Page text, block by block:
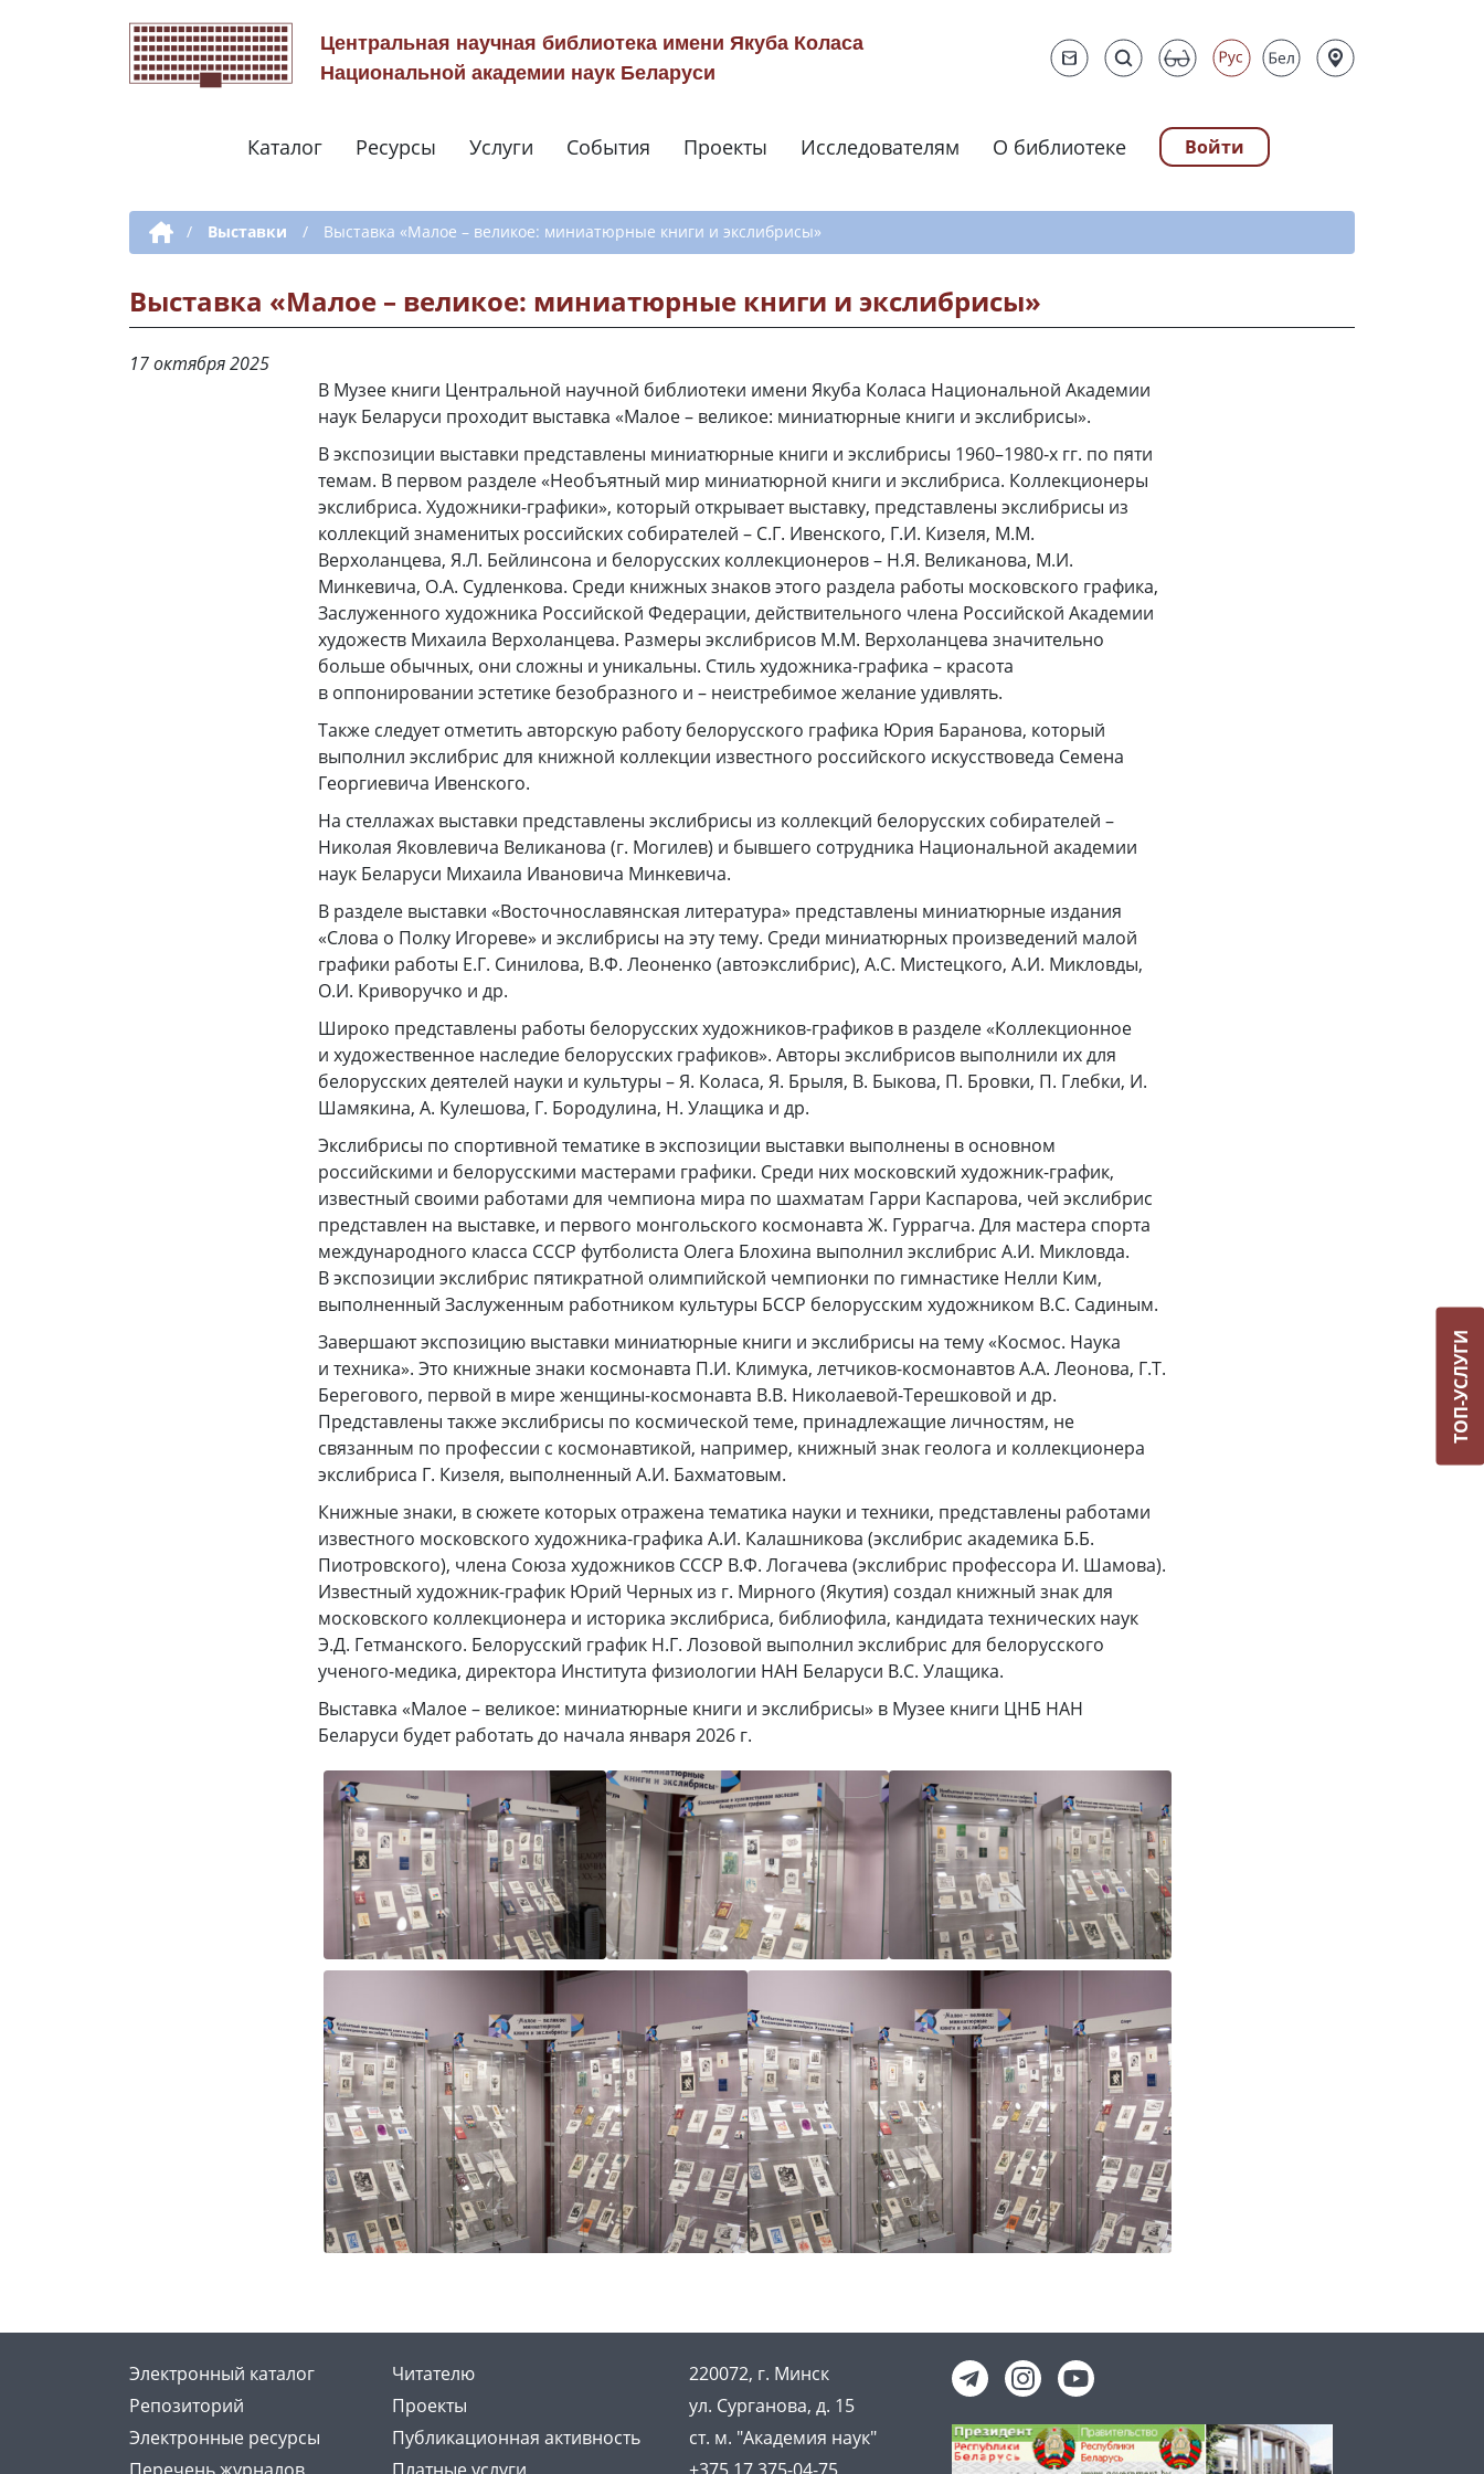
Центральная научная библиотека имени Якуба Коласа
Национальной академии наук Беларуси
Навигация по сайту
Каталог Ресурсы Услуги События Проекты Исследователям О библиотеке Войти
Дополнительная навигация
/ Выставки / Выставка «Малое – великое: миниатюрные книги и экслибрисы»
Выставка «Малое – великое: миниатюрные книги и экслибрисы»
17 октября 2025
В Музее книги Центральной научной библиотеки имени Якуба Коласа Национальной Академии
наук Беларуси проходит выставка «Малое – великое: миниатюрные книги и экслибрисы».
В экспозиции выставки представлены миниатюрные книги и экслибрисы 1960–1980‑х гг. по пяти
темам. В первом разделе «Необъятный мир миниатюрной книги и экслибриса. Коллекционеры
экслибриса. Художники-графики», который открывает выставку, представлены экслибрисы из
коллекций знаменитых российских собирателей – С.Г. Ивенского, Г.И. Кизеля, М.М.
Верхоланцева, Я.Л. Бейлинсона и белорусских коллекционеров – Н.Я. Великанова, М.И.
Минкевича, О.А. Судленкова. Среди книжных знаков этого раздела работы московского графика,
Заслуженного художника Российской Федерации, действительного члена Российской Академии
художеств Михаила Верхоланцева. Размеры экслибрисов М.М. Верхоланцева значительно
больше обычных, они сложны и уникальны. Стиль художника-графика – красота
в оппонировании эстетике безобразного и – неистребимое желание удивлять.
Также следует отметить авторскую работу белорусского графика Юрия Баранова, который
выполнил экслибрис для книжной коллекции известного российского искусствоведа Семена
Георгиевича Ивенского.
На стеллажах выставки представлены экслибрисы из коллекций белорусских собирателей –
Николая Яковлевича Великанова (г. Могилев) и бывшего сотрудника Национальной академии
наук Беларуси Михаила Ивановича Минкевича.
В разделе выставки «Восточнославянская литература» представлены миниатюрные издания
«Слова о Полку Игореве» и экслибрисы на эту тему. Среди миниатюрных произведений малой
графики работы Е.Г. Синилова, В.Ф. Леоненко (автоэкслибрис), А.С. Мистецкого, А.И. Микловды,
О.И. Криворучко и др.
Широко представлены работы белорусских художников-графиков в разделе «Коллекционное
и художественное наследие белорусских графиков». Авторы экслибрисов выполнили их для
белорусских деятелей науки и культуры – Я. Коласа, Я. Брыля, В. Быкова, П. Бровки, П. Глебки, И.
Шамякина, А. Кулешова, Г. Бородулина, Н. Улащика и др.
Экслибрисы по спортивной тематике в экспозиции выставки выполнены в основном
российскими и белорусскими мастерами графики. Среди них московский художник-график,
известный своими работами для чемпиона мира по шахматам Гарри Каспарова, чей экслибрис
представлен на выставке, и первого монгольского космонавта Ж. Гуррагча. Для мастера спорта
международного класса СССР футболиста Олега Блохина выполнил экслибрис А.И. Микловда.
В экспозиции экслибрис пятикратной олимпийской чемпионки по гимнастике Нелли Ким,
выполненный Заслуженным работником культуры БССР белорусским художником В.С. Садиным.
Завершают экспозицию выставки миниатюрные книги и экслибрисы на тему «Космос. Наука
и техника». Это книжные знаки космонавта П.И. Климука, летчиков-космонавтов А.А. Леонова, Г.Т.
Берегового, первой в мире женщины-космонавта В.В. Николаевой-Терешковой и др.
Представлены также экслибрисы по космической теме, принадлежащие личностям, не
связанным по профессии с космонавтикой, например, книжный знак геолога и коллекционера
экслибриса Г. Кизеля, выполненный А.И. Бахматовым.
Книжные знаки, в сюжете которых отражена тематика науки и техники, представлены работами
известного московского художника-графика А.И. Калашникова (экслибрис академика Б.Б.
Пиотровского), члена Союза художников СССР В.Ф. Логачева (экслибрис профессора И. Шамова).
Известный художник-график Юрий Черных из г. Мирного (Якутия) создал книжный знак для
московского коллекционера и историка экслибриса, библиофила, кандидата технических наук
Э.Д. Гетманского. Белорусский график Н.Г. Лозовой выполнил экслибрис для белорусского
ученого-медика, директора Института физиологии НАН Беларуси В.С. Улащика.
Выставка «Малое – великое: миниатюрные книги и экслибрисы» в Музее книги ЦНБ НАН
Беларуси будет работать до начала января 2026 г.
Электронный каталог
Читателю
Репозиторий
Проекты
Электронные ресурсы
Публикационная активность
220072, г. Минск
ул. Сурганова, д. 15
ст. м. "Академия наук"
ТОП-УСЛУГИ